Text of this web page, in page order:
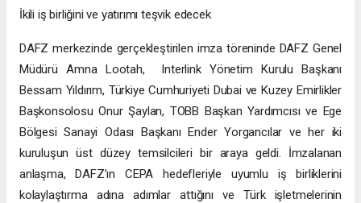
İkili iş birliğini ve yatırımı teşvik edecek
DAFZ merkezinde gerçekleştirilen imza töreninde DAFZ Genel
Müdürü Amna Lootah, Interlink Yönetim Kurulu Başkanı
Bessam Yıldırım, Türkiye Cumhuriyeti Dubai ve Kuzey Emirlikler
Başkonsolosu Onur Şaylan, TOBB Başkan Yardımcısı ve Ege
Bölgesi Sanayi Odası Başkanı Ender Yorgancılar ve her iki
kuruluşun üst düzey temsilcileri bir araya geldi. İmzalanan
anlaşma, DAFZ’ın CEPA hedefleriyle uyumlu iş birliklerini
kolaylaştırma adına adımlar attığını ve Türk işletmelerinin